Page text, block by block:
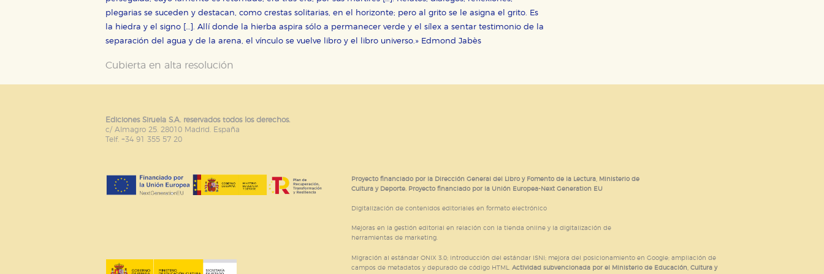
plegarias se suceden y destacan, como crestas solitarias, en el horizonte; pero al grito se le asigna el grito. Es
la hiedra y el signo […]. Allí donde la hierba aspira sólo a permanecer verde y el sílex a sentar testimonio de la
separación del agua y de la arena, el vínculo se vuelve libro y el libro universo.» Edmond Jabès
Cubierta en alta resolución
Ediciones Siruela S.A. reservados todos los derechos.
c/ Almagro 25. 28010 Madrid. España
Telf. +34 91 355 57 20
Proyecto financiado por la Dirección General del Libro y Fomento de la Lectura, Ministerio de
Cultura y Deporte. Proyecto financiado por la Unión Europea-Next Generation EU
Digitalización de contenidos editoriales en formato electrónico
Mejoras en la gestión editorial en relación con la tienda online y la digitalización de
herramientas de marketing.
Migración al estándar ONIX 3.0; introducción del estándar ISNI; mejora del posicionamiento en Google; ampliación de
campos de metadatos y depurado de código HTML. Actividad subvencionada por el Ministerio de Educación, Cultura y
GUARDAR CONFIGURACIÓN